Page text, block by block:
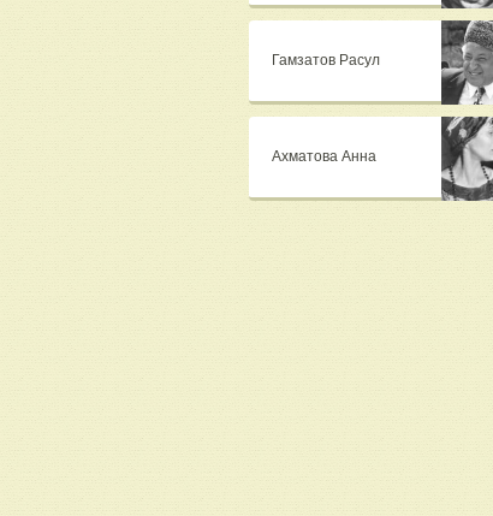
Гамзатов Расул
Ахматова Анна